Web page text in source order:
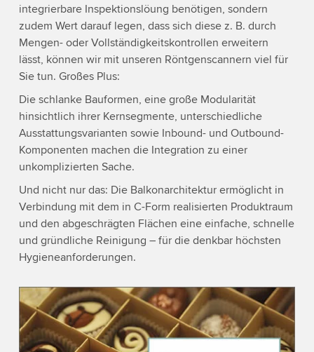
integrierbare Inspektionslöung benötigen, sondern
zudem Wert darauf legen, dass sich diese z. B. durch
Mengen- oder Vollständigkeitskontrollen erweitern
lässt, können wir mit unseren Röntgenscannern viel für
Sie tun. Großes Plus:
Die schlanke Bauformen, eine große Modularität
hinsichtlich ihrer Kernsegmente, unterschiedliche
Ausstattungsvarianten sowie Inbound- und Outbound-
Komponenten machen die Integration zu einer
unkomplizierten Sache.
Und nicht nur das: Die Balkonarchitektur ermöglicht in
Verbindung mit dem in C-Form realisierten Produktraum
und den abgeschrägten Flächen eine einfache, schnelle
und gründliche Reinigung – für die denkbar höchsten
Hygieneanforderungen.